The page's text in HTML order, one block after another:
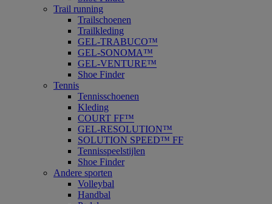
Trail running
Trailschoenen
Trailkleding
GEL-TRABUCO™
GEL-SONOMA™
GEL-VENTURE™
Shoe Finder
Tennis
Tennisschoenen
Kleding
COURT FF™
GEL-RESOLUTION™
SOLUTION SPEED™ FF
Tennisspeelstijlen
Shoe Finder
Andere sporten
Volleybal
Handbal